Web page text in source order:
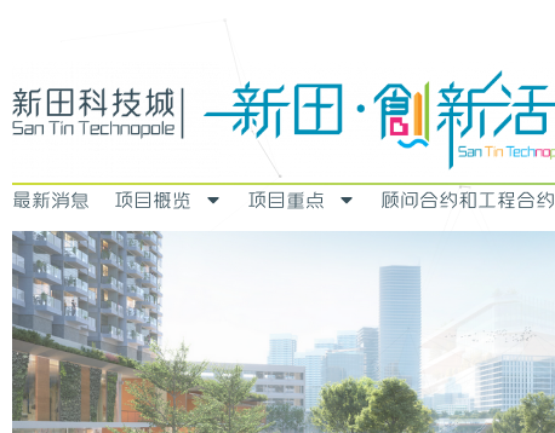
最新消息
项目概览 项目重点 顾问合约和工程合约